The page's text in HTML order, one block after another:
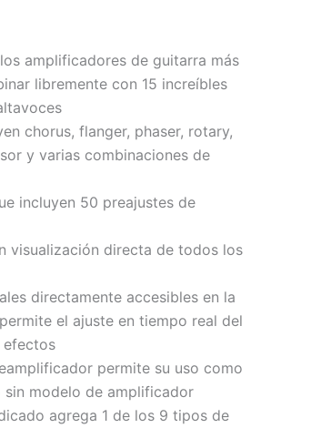
amplificadores de guitarra más
libremente con 15 increíbles
chorus, flanger, phaser, rotary,
y varias combinaciones de
incluyen 50 preajustes de
visualización directa de todos los
directamente accesibles en la
el ajuste en tiempo real del
efectos
permite su uso como
modelo de amplificador
agrega 1 de los 9 tipos de